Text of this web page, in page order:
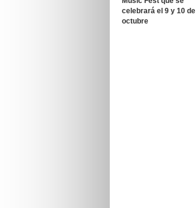
celebrará el 9 y 10 de
octubre